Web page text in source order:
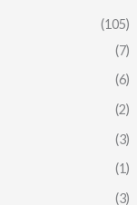
(105)
(7)
(6)
(2)
(3)
(1)
(3)